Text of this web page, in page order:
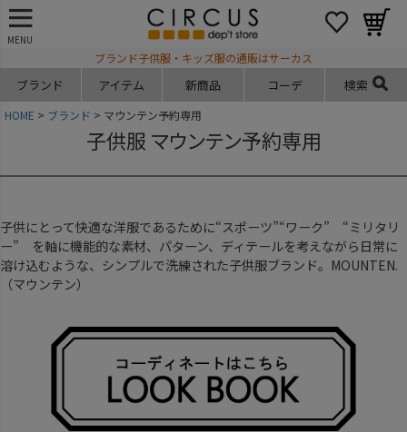
MENU
ブランド子供服・キッズ服の通販はサーカス
ブランド アイテム 新商品 コーデ 検索
HOME ブランド マウンテン予約専用
子供服 マウンテン予約専用
子供にとって快適な洋服であるために“スポーツ”“ワーク” “ミリタリ
ー” を軸に機能的な素材、パターン、ディテールを考えながら日常に
溶け込むような、シンプルで洗練された子供服ブランド。 MOUNTEN.
（マウンテン）